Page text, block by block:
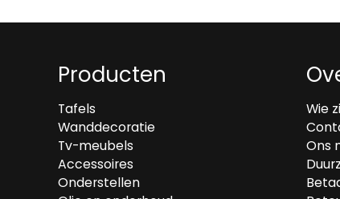
Producten
Tafels
Wanddecoratie
Tv-meubels
Accessoires
Onderstellen
Wie
Ons